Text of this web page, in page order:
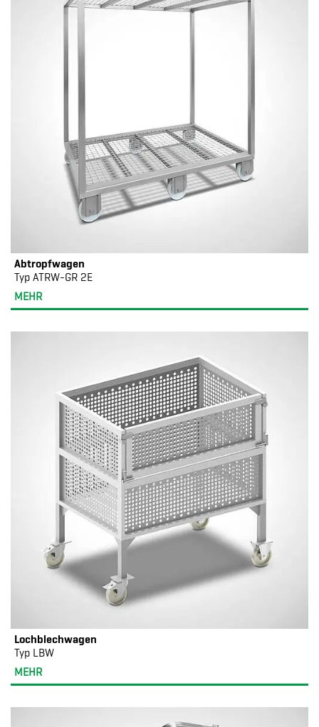
Abtropfwagen
Typ ATRW-GR 2E
MEHR
Lochblechwagen
Typ LBW
MEHR